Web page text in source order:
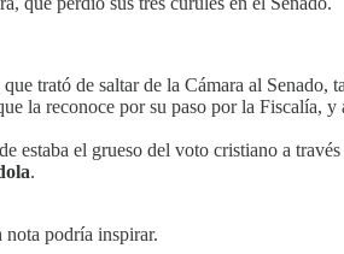
que trató de saltar de la Cámara al
la reconoce por su paso por la Fiscalía,
estaba el grueso del voto cristiano a
.
podría inspirar.